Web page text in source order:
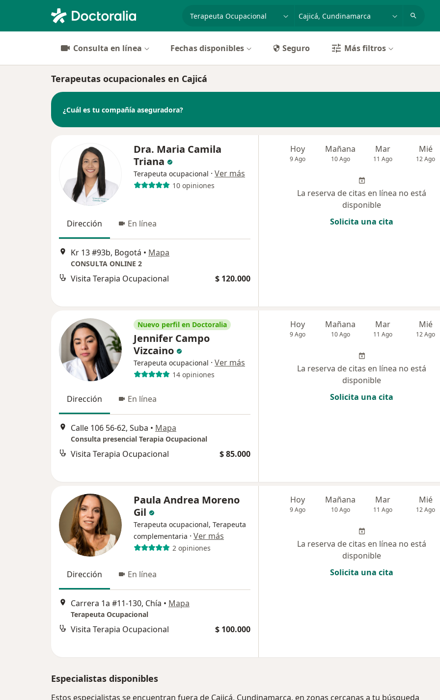
especialidad, enfermedad o nombrep. ej. Bogotá
Consulta en línea Fechas disponibles Seguro Más filtros
Terapeutas ocupacionales en Cajicá
¿Cuál es tu compañía aseguradora?
Dra. Maria Camila
Triana
Terapeuta ocupacional · Ver más
10 opiniones
Dirección En línea
Kr 13 #93b, Bogotá • Mapa
CONSULTA ONLINE 2
Visita Terapia Ocupacional $ 120.000
Hoy
9 Ago
Mañana
10 Ago
Mar
11 Ago
Mié
12 Ago
La reserva de citas en línea no está
disponible
Solicita una cita
Nuevo perfil en Doctoralia
Jennifer Campo
Vizcaino
Terapeuta ocupacional · Ver más
14 opiniones
Dirección En línea
Calle 106 56-62, Suba • Mapa
Consulta presencial Terapia Ocupacional
Visita Terapia Ocupacional $ 85.000
Hoy
9 Ago
Mañana
10 Ago
Mar
11 Ago
Mié
12 Ago
La reserva de citas en línea no está
disponible
Solicita una cita
Paula Andrea Moreno
Gil
Terapeuta ocupacional, Terapeuta
complementaria · Ver más
2 opiniones
Dirección En línea
Carrera 1a #11-130, Chía • Mapa
Terapeuta Ocupacional
Visita Terapia Ocupacional $ 100.000
Hoy
9 Ago
Mañana
10 Ago
Mar
11 Ago
Mié
12 Ago
La reserva de citas en línea no está
disponible
Solicita una cita
Especialistas disponibles
Estos especialistas se encuentran fuera de Cajicá, Cundinamarca, en zonas cercanas a tu búsqueda